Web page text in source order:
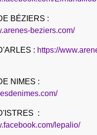
BÉZIERS :
beziers.com/
: https://
NIMES :
:
lepalio/